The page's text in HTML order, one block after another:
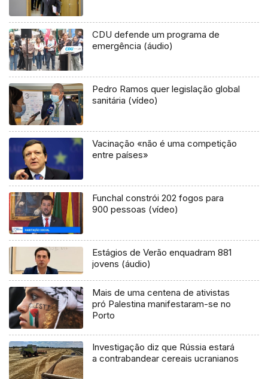
CDU defende um programa de
emergência (áudio)
Pedro Ramos quer legislação global
sanitária (vídeo)
Vacinação «não é uma competição
entre países»
Funchal constrói 202 fogos para
900 pessoas (vídeo)
Estágios de Verão enquadram 881
jovens (áudio)
Mais de uma centena de ativistas
pró Palestina manifestaram-se no
Porto
Investigação diz que Rússia estará
a contrabandear cereais ucranianos